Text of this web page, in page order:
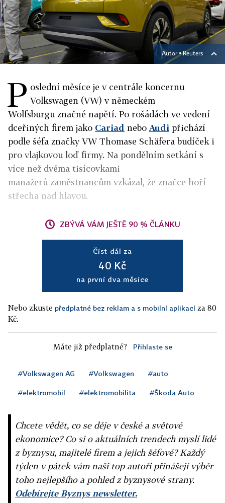
Autor ▪Reuters
P oslední měsíce je v centrále koncernu
Volkswagen (VW) v německém
Wolfsburgu značné napětí. Po rošádách ve vedení
dceřiných firem jako Cariad nebo Audi přichází
podle šéfa značky VW Thomase Schäfera budíček i
pro vlajkovou loď firmy. Na pondělním setkání s
více než dvěma tisícovkami
manažerů zaměstnancům vzkázal, že značce hoří
střecha nad hlavou.
ZBÝVÁ VÁM JEŠTĚ 90 % ČLÁNKU
Číst dál za
40 Kč
na první dva měsíce
Nebo zkuste předplatné bez reklam a s mobilní aplikací za 80
Kč.
Máte již předplatné? Přihlaste se
#Volkswagen AG #Volkswagen #auto
#elektromobil #elektromobilita #Škoda Auto
Chcete vědět, co se děje v české a světové
ekonomice? Co si o aktuálních trendech myslí lidé
z byznysu, majitelé firem a jejich šéfové? Každý
týden v pátek vám naši top autoři přinášejí výběr
toho nejlepšího a pohled z byznysové strany.
Odebírejte Byznys newsletter.